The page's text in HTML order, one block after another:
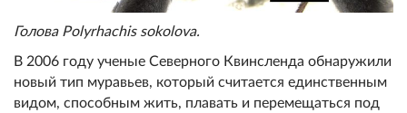
Голова Polyrhachis sokolova.
В 2006 году ученые Северного Квинсленда обнаружили
новый тип муравьев, который считается единственным
видом, способным жить, плавать и перемещаться под